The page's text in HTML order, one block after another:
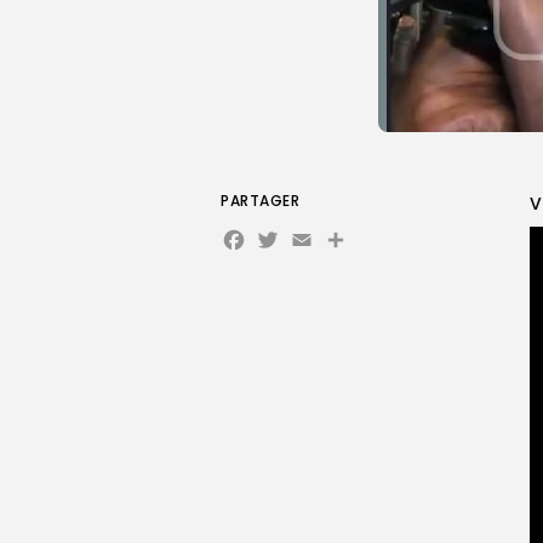
PARTAGER
Facebook
Twitter
EmailPartager